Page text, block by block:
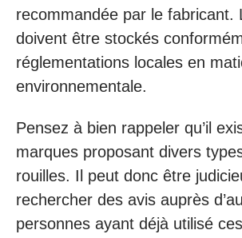
recommandée par le fabricant.
doivent être stockés
réglementations locales en
environnementale.
Pensez à bien rappeler qu’il
marques proposant divers
rouilles. Il peut donc être
rechercher des avis auprès
personnes ayant déjà utilisé